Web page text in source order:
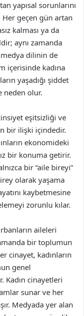
yapısal sorunlarını
geçen gün artan
kalması ya da
aynı zamanda
medya dilinin de
içerisinde kadına
yaşadığı şiddet
neden olur.
eşitsizliği ve
bir ilişki içindedir.
ekonomideki
bir konuma getirir.
bir “aile bireyi”
olarak yaşama
kaybetmesine
zorunlu kılar.
aileleri
bir toplumun
cinayet, kadınların
genel
Kadın cinayetleri
sunar ve her
Medyada yer alan